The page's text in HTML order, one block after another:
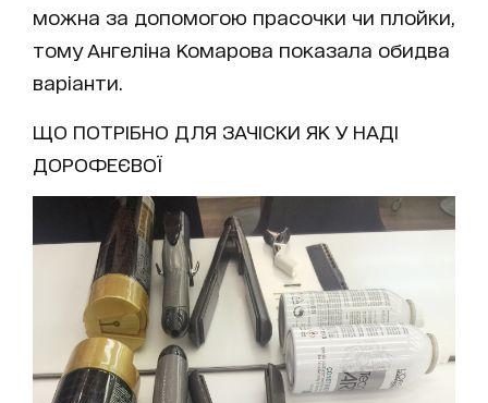
можна за допомогою прасочки чи плойки,
тому Ангеліна Комарова показала обидва
варіанти.
ЩО ПОТРІБНО ДЛЯ ЗАЧІСКИ ЯК У НАДІ
ДОРОФЕЄВОЇ